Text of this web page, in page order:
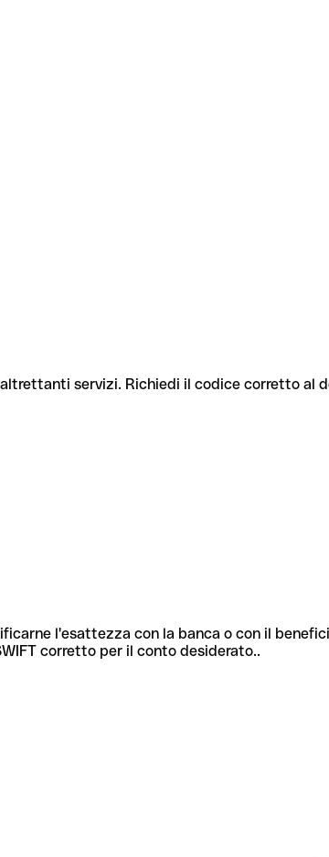
servizi. Richiedi il codice corretto al
l'esattezza con la banca o con il
corretto per il conto desiderato..